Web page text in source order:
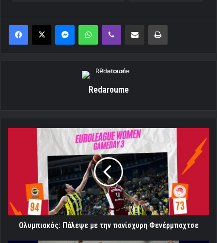
MessengerWhatsAppViber Κοινοποίηση μέσω ηλεκτρονικού ταχυδρομείουΕκτύπωση
Redaroume
Ολυμπιακός:
Φενέρμπαχτσε
Ολυμπιακός: Πάλεψε με την πανίσχυρη Φενέρμπαχτσε